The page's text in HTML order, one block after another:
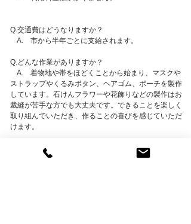
Q.交通費はどうなりますか？
A. 市から半年ごとに支給されます。
Q.どんな作業がありますか？
A. 着物地や帯をほどくことから始まり、マスクや
ストラップやくるみボタン、ヘアゴム、ポーチを製作
しています。石けんフラワーや花飾りなどの製作はお
裁縫が苦手な方でも大丈夫です。 できることを楽しく
取り組んでいただき、作ることの喜びを感じていただ
けます。
Q.人と話すのが苦手です
A. 挨拶ができれば大丈夫です。話しやすい環境